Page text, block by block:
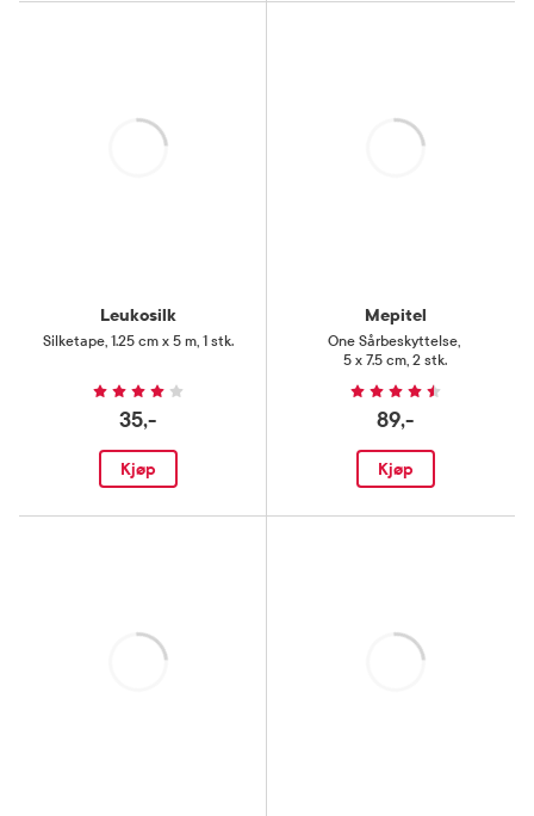
Leukosilk
Silketape, 1.25 cm x 5 m, 1 stk.
35,-
Kjøp
Mepitel
One Sårbeskyttelse,
5 x 7.5 cm, 2 stk.
89,-
Kjøp